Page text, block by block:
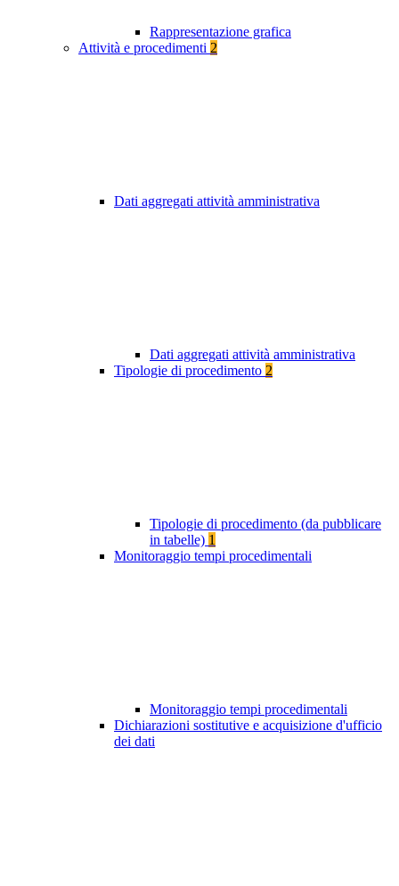
Rappresentazione grafica
Attività e procedimenti 2
Dati aggregati attività amministrativa
Dati aggregati attività amministrativa
Tipologie di procedimento 2
Tipologie di procedimento (da pubblicare
in tabelle) 1
Monitoraggio tempi procedimentali
Monitoraggio tempi procedimentali
Dichiarazioni sostitutive e acquisizione d'ufficio
dei dati